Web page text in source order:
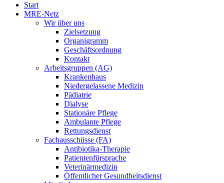
Start
MRE-Netz
Wir über uns
Zielsetzung
Organigramm
Geschäftsordnung
Kontakt
Arbeitsgruppen (AG)
Krankenhaus
Niedergelassene Medizin
Pädiatrie
Dialyse
Stationäre Pflege
Ambulante Pflege
Rettungsdienst
Fachausschüsse (FA)
Antibiotika-Therapie
Patientenfürsprache
Veterinärmedizin
Öffentlicher Gesundheitsdienst